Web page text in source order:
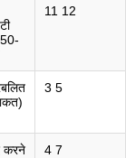
11 12
3 5
करने
4 7